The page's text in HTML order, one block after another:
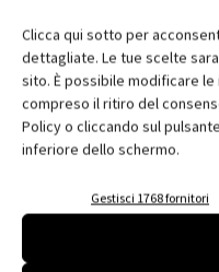
Clicca qui sotto per
dettagliate. Le tue scelte
sito. È possibile modificare
compreso il ritiro del
Policy o cliccando sul
inferiore dello schermo.
Gestisci 1768 fornitori
progettuale che
immersiva, dove design e
armonia.
TAGS comfort termico
isolamento termoacustico